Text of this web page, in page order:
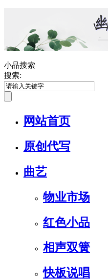
小品搜索
搜索:
网站首页
原创代写
曲艺
物业市场
红色小品
相声双簧
快板说唱